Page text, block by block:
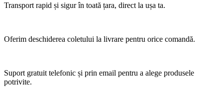
Transport rapid și sigur în toată țara, direct la ușa ta.
Oferim deschiderea coletului la livrare pentru orice comandă.
Suport gratuit telefonic și prin email pentru a alege produsele
potrivite.